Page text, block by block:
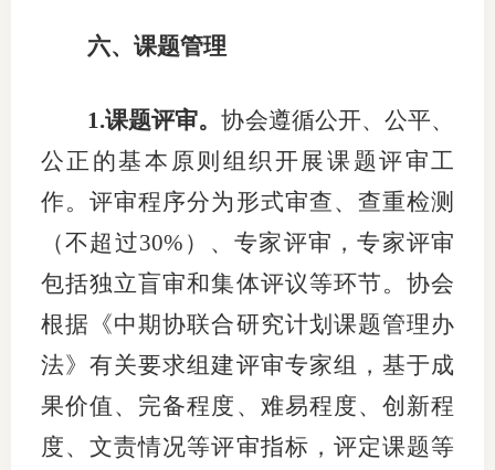
六、 课题管理
1.课题评审。协会遵循公开、公平、
公正的基本原则 组织开展课题评审工
作。 评审程序分为形式审查、查重检测
（不超过30% ）、专家评审 ，专家评审
包括独立盲审和集体评议等环节。协会
根据《中期协联合研究计划课题管理办
法》有关要求组建评审专家组，基于成
果价值、完备程度、难易程度、创新程
度、文责情况等评审指标 ，评定课题等